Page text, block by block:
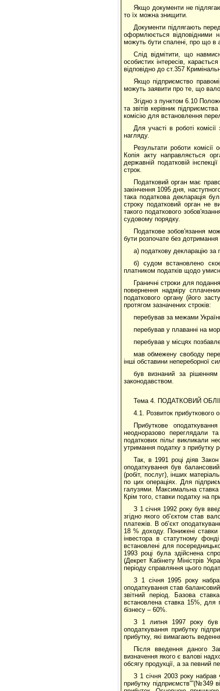
Якщо документи не
то їх можна знищити.
Документи підлягають
оформлюється відповідними
можуть бути спалені, про що в
Слід відмітити, що
особистих інтересів,
відповідно до ст.357
Якщо підприємство
можуть заявити про те, що
Згідно з пунктом 6.10
та звітів керівник
комісію для встановлення
Для участі в роботі
нагляду.
Результати роботи
Копія акту направляється
державній податковій
строк.
Податковий орган має
закінчення 1095 дня,
така податкова декларація
строку податковий орган не
такого податкового
судовому порядку.
Податкове зобов'язання
бути розпочате без дотримання
а) податкову декларацію за
б) судом встановлено
платником податків щодо
Граничні строки для
повернення надміру
податкового органу (його
протягом зазначених строків:
перебував за межами
перебував у плаванні на
перебував у місцях
мав обмежену свободу
інші обставини непереборної
був визнаний за
законодавством.
Тема 4. ПОДАТКОВИЙ
4.1. Розвиток прибуткового
Прибуткове
неодноразово переглядали
податкових пільг викликали
утримання податку з прибутку
Так, в 1991 році діяв Закон
оподаткування був
(робіт, послуг), інших
по цих операціях. Для
галузями. Максимальна ставка
Крім того, ставки податку на
З 1 січня 1992 року був
згідно якого об’єктом став
платежів. В об’єкт
18 % доходу. Понижені ставки
інвестора в статутному
встановлені для
1993 році була здійснена
(Декрет Кабінету Міністрів
періоду справляння цього
З 1 січня 1995 року
оподаткування став
звітний період. Базова
встановлена ставка 15%, для
бізнесу – 60%.
З 1 липня 1997 року був
оподаткування прибутку
прибутку, які вимагають
Після введення даного
визначення якого є валові
обсягу продукції, а за певний
З 1 січня 2003 року набрав
прибутку підприємств””(№349